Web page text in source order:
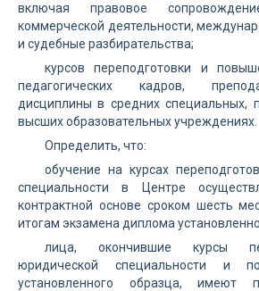
включая правовое
коммерческой деятельности,
и судебные разбирательства;
курсов переподготовки и
педагогических кадров,
дисциплины в средних специальных,
высших образовательных учреждениях.
Определить, что:
обучение на курсах
специальности в Центре
контрактной основе сроком шесть
итогам экзамена диплома
лица, окончившие курсы
юридической специальности и
установленного образца, имеют